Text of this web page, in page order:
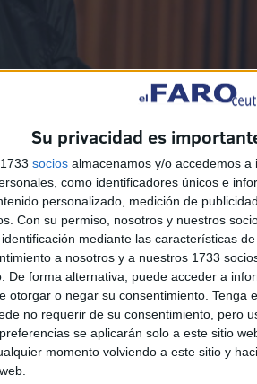
Su privacidad es
socios almacenamos y/o accedemos
como identificadores únicos e
personalizado, medición de
Con su permiso, nosotros y nuestros
mediante las características
a nosotros y a nuestros 1733
De forma alternativa, puede acceder a
otorgar o negar su consentimiento. Tenga
no requerir de su consentimiento, pero
se aplicarán solo a este sitio
momento volviendo a este sitio y
EFE
al estar expuesta al público como
dirigir una autobiografía.
Internacional de Cine de Marrakech